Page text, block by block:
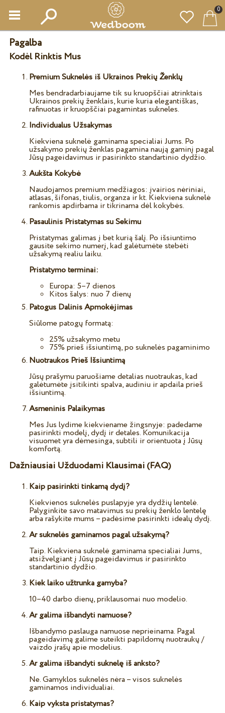
0
Pagalba
Kodėl Rinktis Mus
Premium Suknelės iš Ukrainos Prekių Ženklų
Mes bendradarbiaujame tik su kruopščiai atrinktais
Ukrainos prekių ženklais, kurie kuria elegantiškas,
rafinuotas ir kruopščiai pagamintas sukneles.
Individualus Užsakymas
Kiekviena suknelė gaminama specialiai Jums. Po
užsakymo prekių ženklas pagamina naują gaminį pagal
Jūsų pageidavimus ir pasirinkto standartinio dydžio.
Aukšta Kokybė
Naudojamos premium medžiagos: įvairios nėriniai,
atlasas, šifonas, tiulis, organza ir kt. Kiekviena suknelė
rankomis apdirbama ir tikrinama dėl kokybės.
Pasaulinis Pristatymas su Sekimu
Pristatymas galimas į bet kurią šalį. Po išsiuntimo
gausite sekimo numerį, kad galėtumėte stebėti
užsakymą realiu laiku.
Pristatymo terminai:
Europa: 5–7 dienos
Kitos šalys: nuo 7 dienų
Patogus Dalinis Apmokėjimas
Siūlome patogų formatą:
25% užsakymo metu
75% prieš išsiuntimą, po suknelės pagaminimo
Nuotraukos Prieš Išsiuntimą
Jūsų prašymu paruošiame detalias nuotraukas, kad
galėtumėte įsitikinti spalva, audiniu ir apdaila prieš
išsiuntimą.
Asmeninis Palaikymas
Mes Jus lydime kiekviename žingsnyje: padedame
pasirinkti modelį, dydį ir detales. Komunikacija
visuomet yra dėmesinga, subtili ir orientuota į Jūsų
komfortą.
Dažniausiai Užduodami Klausimai (FAQ)
Kaip pasirinkti tinkamą dydį?
Kiekvienos suknelės puslapyje yra dydžių lentelė.
Palyginkite savo matavimus su prekių ženklo lentelę
arba rašykite mums – padėsime pasirinkti idealų dydį.
Ar suknelės gaminamos pagal užsakymą?
Taip. Kiekviena suknelė gaminama specialiai Jums,
atsižvelgiant į Jūsų pageidavimus ir pasirinkto
standartinio dydžio.
Kiek laiko užtrunka gamyba?
10–40 darbo dienų, priklausomai nuo modelio.
Ar galima išbandyti namuose?
Išbandymo paslauga namuose neprieinama. Pagal
pageidavimą galime suteikti papildomų nuotraukų /
vaizdo įrašų apie modelius.
Ar galima išbandyti suknelę iš anksto?
Ne. Gamyklos suknelės nėra – visos suknelės
gaminamos individualiai.
Kaip vyksta pristatymas?